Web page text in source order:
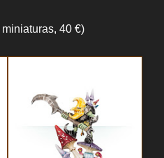
40 €)